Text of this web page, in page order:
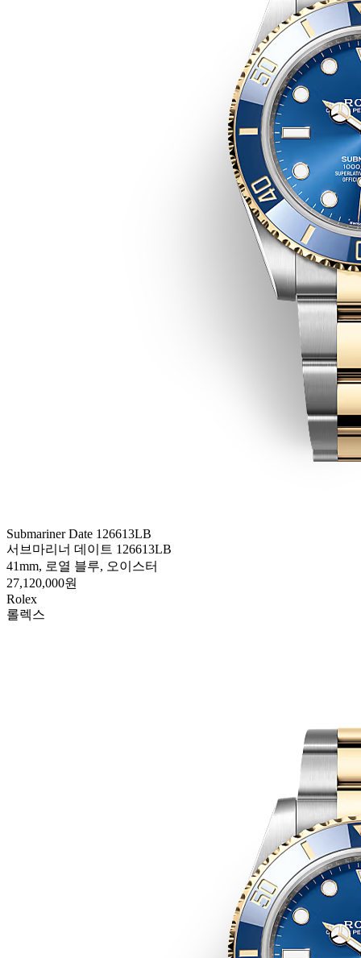
Submariner Date 126613LB
서브마리너 데이트 126613LB
41mm, 로열 블루, 오이스터
27,120,000원
Rolex
롤렉스